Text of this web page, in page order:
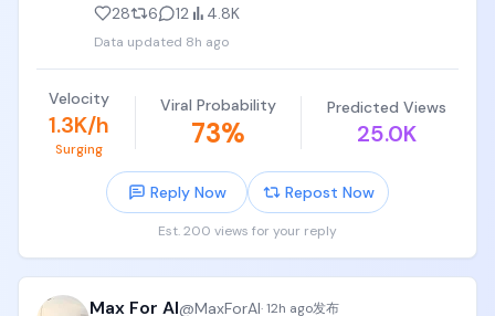
Dean将离开，创办独立AI公司Discovery Loop。CTO
Koray Kavukcuoglu升任DeepMind高级副总裁，
Sundar Pichai亲自推动这轮整合，AI研发权力进一步
CoreWeave和Solidigm签署多项企业级SSD协议
CoreWeave大型AI工作负载获得企业级SSD存储供
应，强化基础设施从GPU扩展到存储、内存和网络的
完整覆盖，AI算力军备竞赛正在从GPU扩展到存储端。
美国6月职位空缺降至近年低点
24岁，德国天才。
曾经在OpenAI做AI安全。
写过165页长文，预测2027年AGI降临。
件。
听起来像电影。
但真正残酷的地方在后面。
他押的不是大票，而是Nebius、CoreWeave、
上半年这些票涨得很猛，早期投资人回报非常夸张。
28 6 12 4.8K
Data updated 8h ago
Velocity
1.3K/h
Surging
Viral Probability
73%
Predicted Views
25.0K
Reply Now Repost Now
Est. 200 views for your reply
Max For AI@MaxForAI·12h ago发布